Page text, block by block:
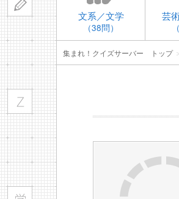
文系／文学
（38問）
芸
集まれ！クイズサーバー トップ